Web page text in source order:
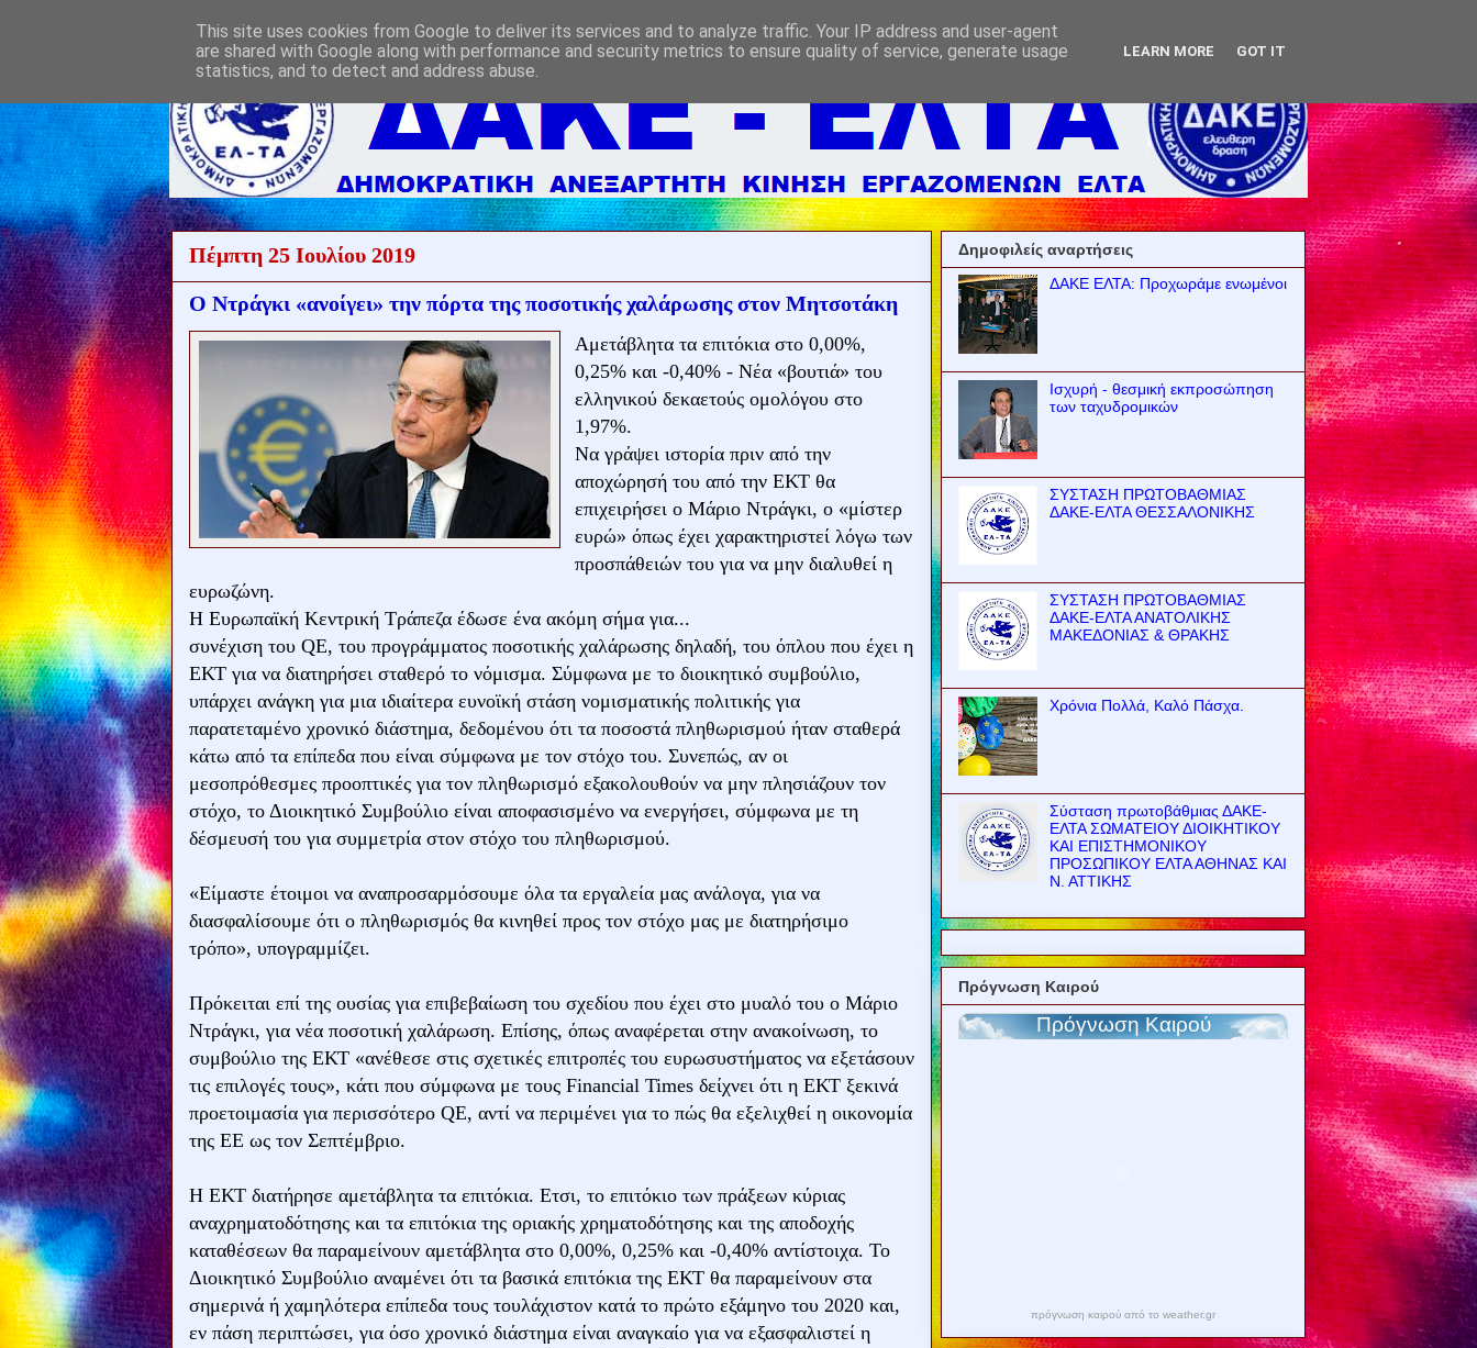
Πέμπτη 25 Ιουλίου 2019
Ο Ντράγκι «ανοίγει» την πόρτα της ποσοτικής χαλάρωσης στον Μητσοτάκη
Αμετάβλητα τα επιτόκια στο 0,00%,
0,25% και -0,40% - Νέα «βουτιά» του
ελληνικού δεκαετούς ομολόγου στο
1,97%.
Να γράψει ιστορία πριν από την
αποχώρησή του από την ΕΚΤ θα
επιχειρήσει ο Μάριο Ντράγκι, ο «μίστερ
ευρώ» όπως έχει χαρακτηριστεί λόγω των
προσπάθειών του για να μην διαλυθεί η
ευρωζώνη.
Η Ευρωπαϊκή Κεντρική Τράπεζα έδωσε ένα ακόμη σήμα για...
συνέχιση του QE, του προγράμματος ποσοτικής χαλάρωσης δηλαδή, του όπλου που έχει η
ΕΚΤ για να διατηρήσει σταθερό το νόμισμα. Σύμφωνα με το διοικητικό συμβούλιο,
υπάρχει ανάγκη για μια ιδιαίτερα ευνοϊκή στάση νομισματικής πολιτικής για
παρατεταμένο χρονικό διάστημα, δεδομένου ότι τα ποσοστά πληθωρισμού ήταν σταθερά
κάτω από τα επίπεδα που είναι σύμφωνα με τον στόχο του. Συνεπώς, αν οι
μεσοπρόθεσμες προοπτικές για τον πληθωρισμό εξακολουθούν να μην πλησιάζουν τον
στόχο, το Διοικητικό Συμβούλιο είναι αποφασισμένο να ενεργήσει, σύμφωνα με τη
δέσμευσή του για συμμετρία στον στόχο του πληθωρισμού.
«Είμαστε έτοιμοι να αναπροσαρμόσουμε όλα τα εργαλεία μας ανάλογα, για να
διασφαλίσουμε ότι ο πληθωρισμός θα κινηθεί προς τον στόχο μας με διατηρήσιμο
τρόπο», υπογραμμίζει.
Πρόκειται επί της ουσίας για επιβεβαίωση του σχεδίου που έχει στο μυαλό του ο Μάριο
Ντράγκι, για νέα ποσοτική χαλάρωση. Επίσης, όπως αναφέρεται στην ανακοίνωση, το
συμβούλιο της ΕΚΤ «ανέθεσε στις σχετικές επιτροπές του ευρωσυστήματος να εξετάσουν
τις επιλογές τους», κάτι που σύμφωνα με τους Financial Times δείχνει ότι η ΕΚΤ ξεκινά
προετοιμασία για περισσότερο QE, αντί να περιμένει για το πώς θα εξελιχθεί η οικονομία
της ΕΕ ως τον Σεπτέμβριο.
Η ΕΚΤ διατήρησε αμετάβλητα τα επιτόκια. Ετσι, το επιτόκιο των πράξεων κύριας
αναχρηματοδότησης και τα επιτόκια της οριακής χρηματοδότησης και της αποδοχής
καταθέσεων θα παραμείνουν αμετάβλητα στο 0,00%, 0,25% και -0,40% αντίστοιχα. Το
Διοικητικό Συμβούλιο αναμένει ότι τα βασικά επιτόκια της ΕΚΤ θα παραμείνουν στα
σημερινά ή χαμηλότερα επίπεδα τους τουλάχιστον κατά το πρώτο εξάμηνο του 2020 και,
εν πάση περιπτώσει, για όσο χρονικό διάστημα είναι αναγκαίο για να εξασφαλιστεί η
Δημοφιλείς αναρτήσεις
ΔΑΚΕ ΕΛΤΑ: Προχωράμε ενωμένοι
Ισχυρή - θεσμική εκπροσώπηση
των ταχυδρομικών
ΣΥΣΤΑΣΗ ΠΡΩΤΟΒΑΘΜΙΑΣ
ΔΑΚΕ-ΕΛΤΑ ΘΕΣΣΑΛΟΝΙΚΗΣ
ΣΥΣΤΑΣΗ ΠΡΩΤΟΒΑΘΜΙΑΣ
ΔΑΚΕ-ΕΛΤΑ ΑΝΑΤΟΛΙΚΗΣ
ΜΑΚΕΔΟΝΙΑΣ & ΘΡΑΚΗΣ
Χρόνια Πολλά, Καλό Πάσχα.
Σύσταση πρωτοβάθμιας ΔΑΚΕ-
ΕΛΤΑ ΣΩΜΑΤΕΙΟΥ ΔΙΟΙΚΗΤΙΚΟΥ
ΚΑΙ ΕΠΙΣΤΗΜΟΝΙΚΟΥ
ΠΡΟΣΩΠΙΚΟΥ ΕΛΤΑ ΑΘΗΝΑΣ ΚΑΙ
Ν. ΑΤΤΙΚΗΣ
Πρόγνωση Καιρού
πρόγνωση καιρού από το weather.gr
This site uses cookies from Google to deliver its services and to analyze traffic. Your IP address and user-agent
are shared with Google along with performance and security metrics to ensure quality of service, generate usage
statistics, and to detect and address abuse.
LEARN MORE GOT IT